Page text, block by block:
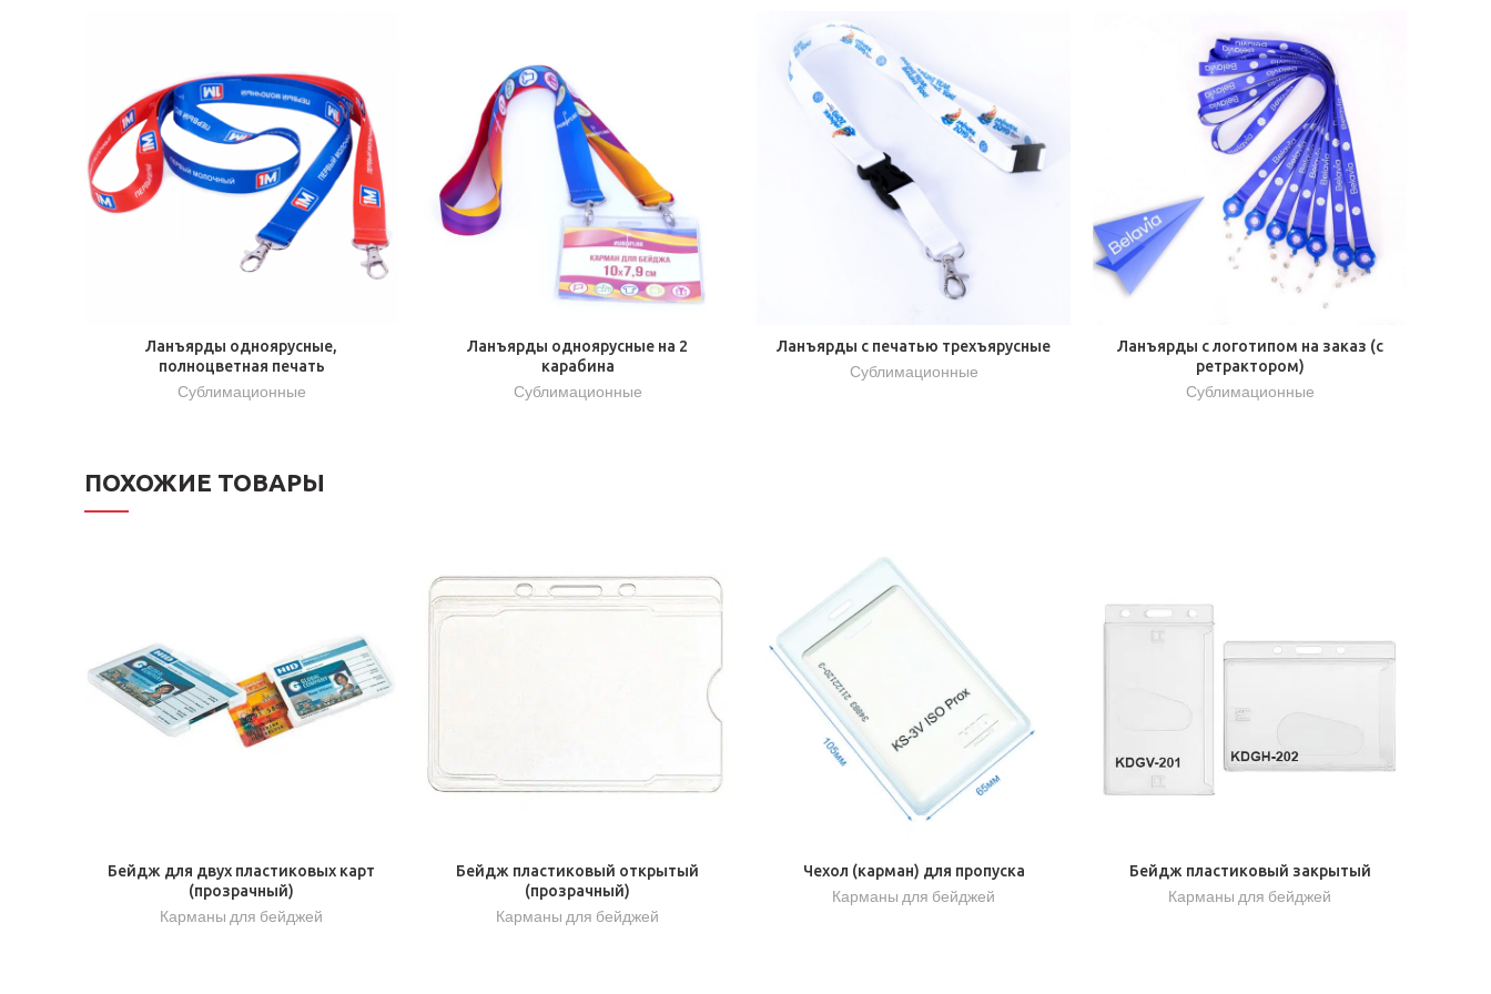
Ланъярды одноярусные,
полноцветная печать
Сублимационные
Ланъярды одноярусные на 2
карабина
Сублимационные
Ланъярды с печатью трехъярусные
Сублимационные
Ланъярды с логотипом на заказ (с
ретрактором)
Сублимационные
ПОХОЖИЕ ТОВАРЫ
Бейдж для двух пластиковых карт
(прозрачный)
Карманы для бейджей
Бейдж пластиковый открытый
(прозрачный)
Карманы для бейджей
Чехол (карман) для пропуска
Карманы для бейджей
Бейдж пластиковый закрытый
Карманы для бейджей